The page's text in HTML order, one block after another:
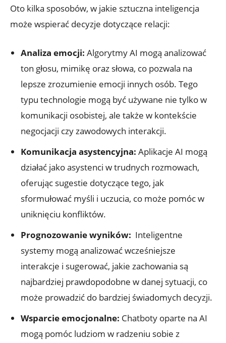
Oto‍ kilka ⁤sposobów, ⁢w jakie ⁢sztuczna inteligencja
może wspierać‌ decyzje dotyczące relacji:
Analiza emocji: Algorytmy AI mogą analizować
ton głosu, mimikę ⁤oraz słowa, co pozwala na
lepsze zrozumienie emocji ⁢innych osób. Tego
typu technologie mogą być używane ⁤nie‌ tylko ​w ​
komunikacji osobistej, ‍ale także w ⁤kontekście
negocjacji czy zawodowych interakcji.
Komunikacja asystencyjna: Aplikacje AI mogą
działać ⁤jako asystenci ⁤w⁢ trudnych rozmowach,
oferując⁣ sugestie dotyczące tego, jak
sformułować myśli i uczucia, co⁢ może pomóc w
uniknięciu konfliktów.
Prognozowanie wyników: ⁣ Inteligentne
systemy mogą ⁤analizować wcześniejsze
interakcje i ⁤sugerować, jakie zachowania są
najbardziej‌ prawdopodobne w⁣ danej sytuacji, co
‌może prowadzić do ‌bardziej świadomych decyzji.
Wsparcie emocjonalne: Chatboty oparte ​na AI
mogą⁣ pomóc⁢ ludziom w ‌radzeniu sobie z